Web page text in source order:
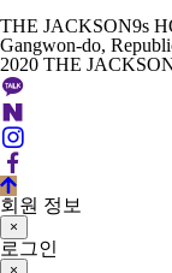
THE JACKSON9s
Gangwon-do,
2020 THE
©
k
2
s
0
회원 정보
×
로그인